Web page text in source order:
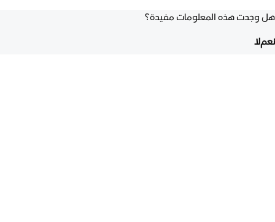
هل وجدت هذه المعلومات مفيدة؟
نعملا